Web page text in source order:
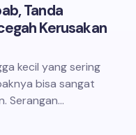
Tanda
Kerusakan
kecil yang sering
bisa sangat
Serangan…